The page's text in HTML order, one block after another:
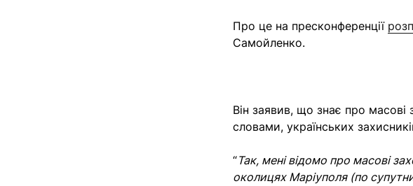
Про це на пресконференції
Самойленко.
Він заявив, що знає про
словами, українських
“Так, мені відомо про масові
околицях Маріуполя (по